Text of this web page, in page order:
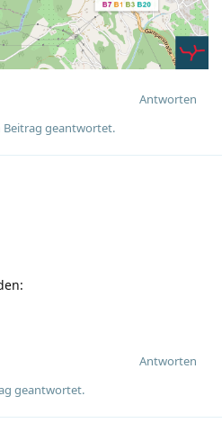
Antworten
Beitrag geantwortet.
Antworten
geantwortet.